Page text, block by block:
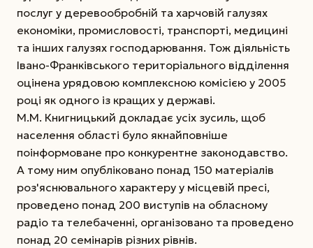
послуг у деревообробній та харчовій галузях
економіки, промисловості, транспорті, медицині
та інших галузях господарювання. Тож діяльність
Івано-Франківського територіального відділення
оцінена урядовою комплексною комісією у 2005
році як одного із кращих у державі.
М.М. Книгницький докладає усіх зусиль, щоб
населення області було якнайповніше
поінформоване про конкурентне законодавство.
А тому ним опубліковано понад 150 матеріалів
роз'яснювального характеру у місцевій пресі,
проведено понад 200 виступів на обласному
радіо та телебаченні, організовано та проведено
понад 20 семінарів різних рівнів.